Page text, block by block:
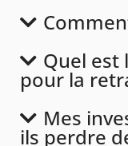
Quel est
pour la
Mes
ils perdre